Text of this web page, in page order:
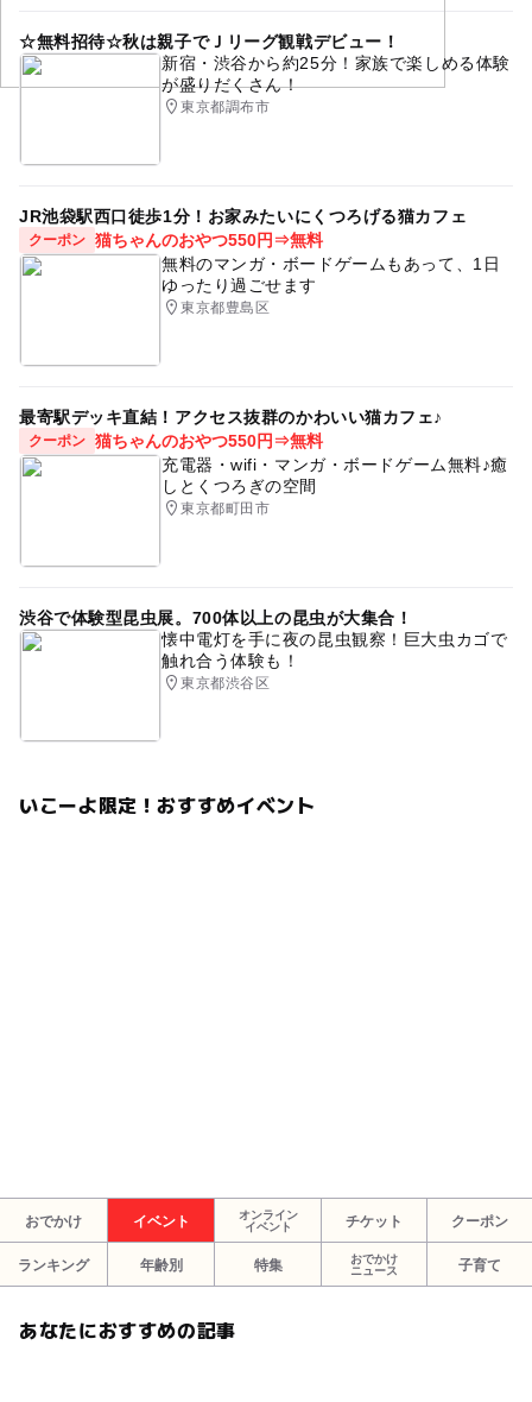
でのサポートをお願いいたします。
○つくった作品の著作権はＣＡＭＰに属します。
○応募多数の場合は締切日後に抽選となります。当選され
た方には、招待状と内容詳細をお送りします。
○当日新聞やテレビなどの取材が入る場合があります。ま
やSCSKグループのウェブサイトへの掲載や活動紹介に使
用させていただきます
このイベントの受付は終了しました。
予約ページ
予約はこちらから
Zoom
自宅から参加 パソコン タブレット
コミュニケーション オンライン・おうちイベント
ゲーム ゲームコーナー
おうちあそび
☆無料招待☆秋は親子でＪリーグ観戦デビュー！
新宿・渋谷から約25分！家族で楽しめる体験
が盛りだくさん！
東京都調布市
JR池袋駅西口徒歩1分！お家みたいにくつろげる猫カフェ
クーポン 猫ちゃんのおやつ550円⇒無料
無料のマンガ・ボードゲームもあって、1日
ゆったり過ごせます
東京都豊島区
最寄駅デッキ直結！アクセス抜群のかわいい猫カフェ♪
クーポン 猫ちゃんのおやつ550円⇒無料
充電器・wifi・マンガ・ボードゲーム無料♪癒
しとくつろぎの空間
東京都町田市
渋谷で体験型昆虫展。700体以上の昆虫が大集合！
懐中電灯を手に夜の昆虫観察！巨大虫カゴで
触れ合う体験も！
東京都渋谷区
いこーよ限定！おすすめイベント
おでかけ イベント
オンライン
イベント
チケット クーポン
ランキング 年齢別 特集
おでかけ
ニュース
子育て
あなたにおすすめの記事